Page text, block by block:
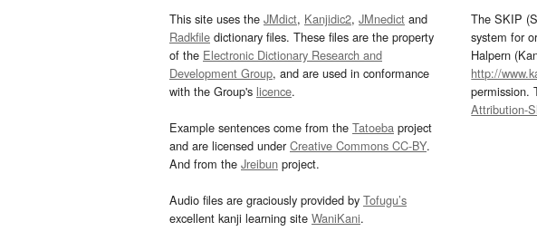
This site uses the JMdict, Kanjidic2, JMnedict and
Radkfile dictionary files. These files are the property
of the Electronic Dictionary Research and
Development Group, and are used in conformance
with the Group's licence.
Example sentences come from the Tatoeba project
and are licensed underCreative Commons CC-BY.
And from the Jreibun project.
Audio files are graciously provided by Tofugu’s
excellent kanji learning site WaniKani.
The SKIP
system for
Halpern
http://
permission.
Attribution-